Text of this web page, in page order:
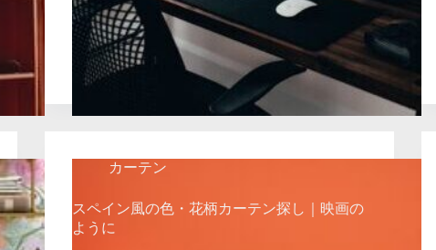
カーテン
スペイン風の色・花柄カーテン探し｜映画の
ように